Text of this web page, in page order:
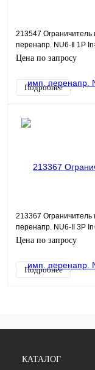
213547 Ограничитель
перенапр. NU6-Ⅱ 1Р
Uc=460B Im=40kA
Цена по запросу
Подробнее
213367 Ограничитель
перенапр. NU6-II 3Р
Uc=385B Im=40kA
Цена по запросу
Подробнее
КАТАЛОГ